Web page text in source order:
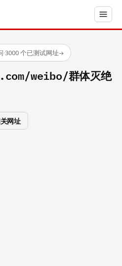
·3000 个已测试网址→
weibo/群体灭绝
网址